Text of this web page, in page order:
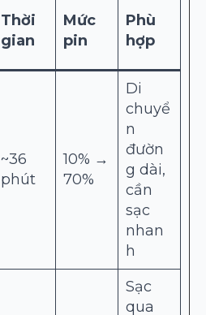
Thời
gian
Mức
pin
Phù
hợp
~36
phút
10% →
70%
Di
chuyể
n
đườn
g dài,
cần
sạc
nhan
h
Sạc
qua